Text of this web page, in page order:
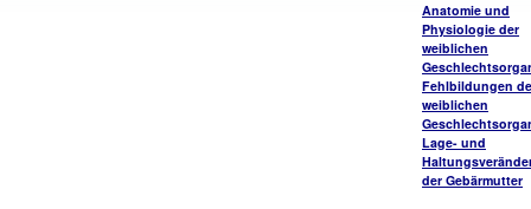
Anatomie und
Physiologie der
weiblichen
Fehlbildungen
weiblichen
Lage- und
der Gebärmutter